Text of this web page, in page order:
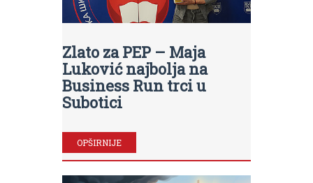
Zlato za PEP – Maja
Luković najbolja na
Business Run trci u
Subotici
OPŠIRNIJE